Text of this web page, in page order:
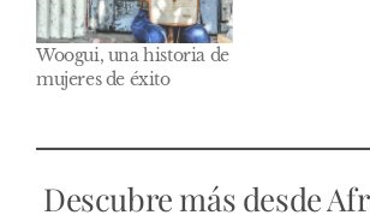
Woogui, una historia de
mujeres de éxito
Descubre más desde